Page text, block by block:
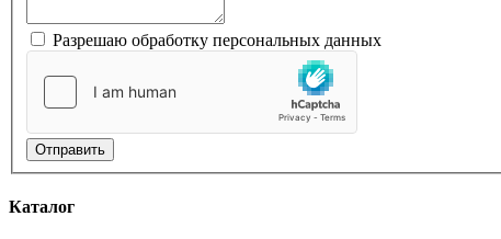
Разрешаю обработку персональных данных
Отправить
Каталог